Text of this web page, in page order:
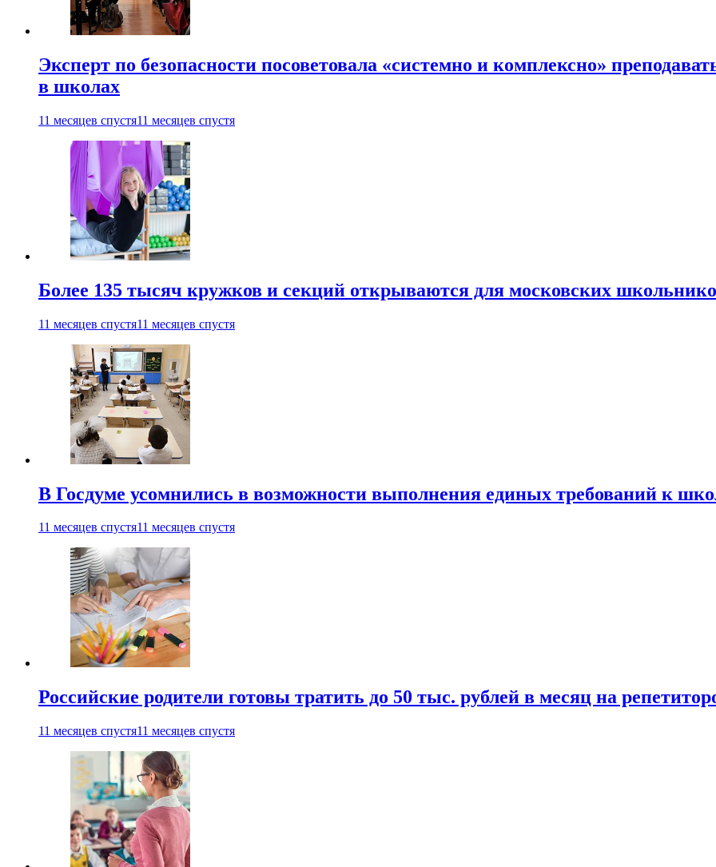
Эксперт по безопасности посоветовала «системно и комплексно»
в школах
11 месяцев спустя11 месяцев спустя
Более 135 тысяч кружков и секций открываются для московских
11 месяцев спустя11 месяцев спустя
В Госдуме усомнились в возможности выполнения единых требований к
11 месяцев спустя11 месяцев спустя
Российские родители готовы тратить до 50 тыс. рублей в месяц на
11 месяцев спустя11 месяцев спустя